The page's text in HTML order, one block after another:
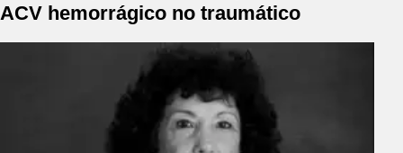
ACV hemorrágico no traumático